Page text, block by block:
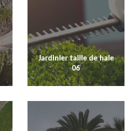
Jardinier taille de haie
06